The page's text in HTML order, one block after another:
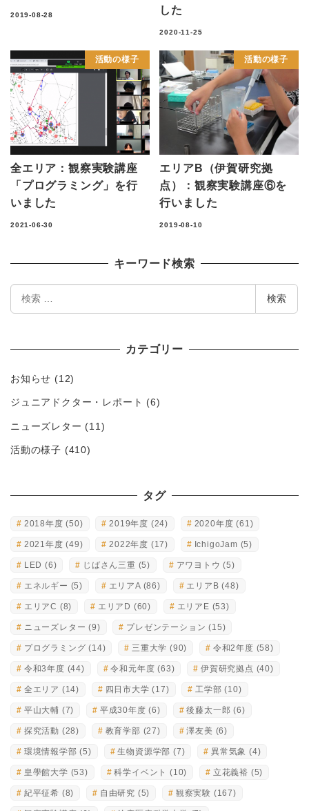
2019-08-28
した
2020-11-25
活動の様子
全エリア：観察実験講座
「プログラミング」を行
いました
2021-06-30
活動の様子
エリアB（伊賀研究拠
点）：観察実験講座⑥を
行いました
2019-08-10
キーワード検索
索
検索
カテゴリー
お知らせ (12)
ジュニアドクター・レポート (6)
ニューズレター (11)
活動の様子 (410)
タグ
2018年度 (50) 2019年度 (24) 2020年度 (61)
2021年度 (49) 2022年度 (17) IchigoJam (5)
LED (6) じばさん三重 (5) アワヨトウ (5)
エネルギー (5) エリアA(86) エリアB (48)
エリアC (8) エリアD (60) エリアE (53)
ニューズレター (9) プレゼンテーション (15)
プログラミング (14) 三重大学 (90) 令和2年度 (58)
令和3年度 (44) 令和元年度 (63) 伊賀研究拠点 (40)
全エリア (14) 四日市大学 (17) 工学部 (10)
平山大輔 (7) 平成30年度 (6) 後藤太一郎 (6)
探究活動 (28) 教育学部 (27) 澤友美 (6)
環境情報学部 (5) 生物資源学部 (7) 異常気象 (4)
皇學館大学 (53) 科学イベント (10) 立花義裕 (5)
紀平征希 (8) 自由研究 (5) 観察実験 (167)